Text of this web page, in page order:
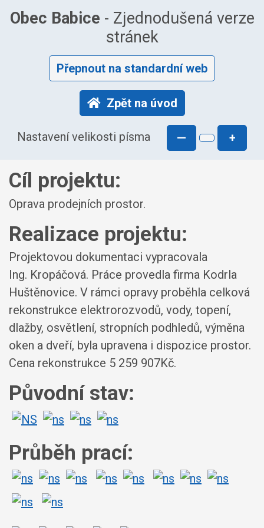
Obec Babice - Zjednodušená verze
stránek
Přepnout na standardní web
Zpět na úvod
Nastavení velikosti písma — +
Cíl projektu:
Oprava prodejních prostor.
Realizace projektu:
Projektovou dokumentaci vypracovala
Ing. Kropáčová. Práce provedla firma Kodrla
Huštěnovice. V rámci opravy proběhla celková
rekonstrukce elektrorozvodů, vody, topení,
dlažby, osvětlení, stropních podhledů, výměna
oken a dveří, byla upravena i dispozice prostor.
Cena rekonstrukce 5 259 907Kč.
Původní stav:
Průběh prací: